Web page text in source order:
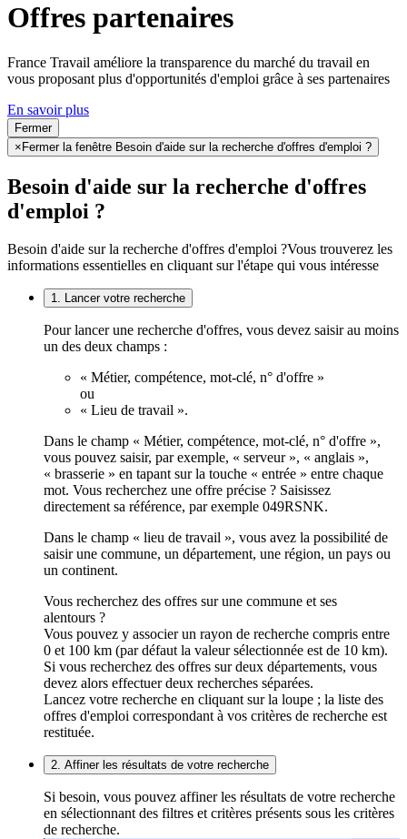
Offres partenaires
France Travail améliore la transparence du marché du travail en
vous proposant plus d'opportunités d'emploi grâce à ses partenaires
En savoir plus
Fermer
×Fermer la fenêtre Besoin d'aide sur la recherche d'offres d'emploi ?
Besoin d'aide sur la recherche d'offres
d'emploi ?
Besoin d'aide sur la recherche d'offres d'emploi ?Vous trouverez les
informations essentielles en cliquant sur l'étape qui vous intéresse
1. Lancer votre recherche
Pour lancer une recherche d'offres, vous devez saisir au moins
un des deux champs :
« Métier, compétence, mot-clé, n° d'offre »
ou
« Lieu de travail ».
Dans le champ « Métier, compétence, mot-clé, n° d'offre »,
vous pouvez saisir, par exemple, « serveur », « anglais »,
« brasserie » en tapant sur la touche « entrée » entre chaque
mot. Vous recherchez une offre précise ? Saisissez
directement sa référence, par exemple 049RSNK.
Dans le champ « lieu de travail », vous avez la possibilité de
saisir une commune, un département, une région, un pays ou
un continent.
Vous recherchez des offres sur une commune et ses
alentours ?
Vous pouvez y associer un rayon de recherche compris entre
0 et 100 km (par défaut la valeur sélectionnée est de 10 km).
Si vous recherchez des offres sur deux départements, vous
devez alors effectuer deux recherches séparées.
Lancez votre recherche en cliquant sur la loupe ; la liste des
offres d'emploi correspondant à vos critères de recherche est
restituée.
2. Affiner les résultats de votre recherche
Si besoin, vous pouvez affiner les résultats de votre recherche
en sélectionnant des filtres et critères présents sous les critères
de recherche.